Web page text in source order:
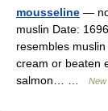
mousseline —
muslin Date:
resembles
cream or beaten
salmon… …
New